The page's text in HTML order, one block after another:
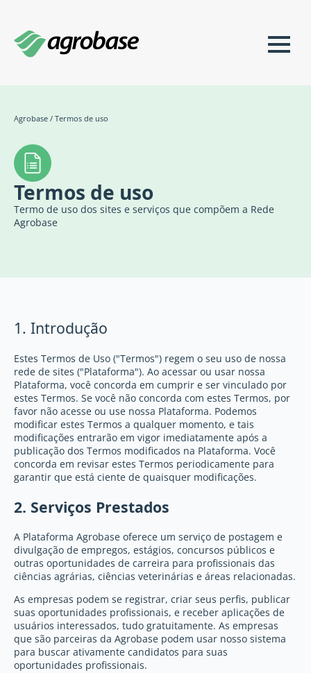
Agrobase / Termos de uso
Termos de uso
Termo de uso dos sites e serviços que compõem a Rede
Agrobase
1. Introdução
Estes Termos de Uso ("Termos") regem o seu uso de nossa
rede de sites ("Plataforma"). Ao acessar ou usar nossa
Plataforma, você concorda em cumprir e ser vinculado por
estes Termos. Se você não concorda com estes Termos, por
favor não acesse ou use nossa Plataforma. Podemos
modificar estes Termos a qualquer momento, e tais
modificações entrarão em vigor imediatamente após a
publicação dos Termos modificados na Plataforma. Você
concorda em revisar estes Termos periodicamente para
garantir que está ciente de quaisquer modificações.
2. Serviços Prestados
A Plataforma Agrobase oferece um serviço de postagem e
divulgação de empregos, estágios, concursos públicos e
outras oportunidades de carreira para profissionais das
ciências agrárias, ciências veterinárias e áreas relacionadas.
As empresas podem se registrar, criar seus perfis, publicar
suas oportunidades profissionais, e receber aplicações de
usuários interessados, tudo gratuitamente. As empresas
que são parceiras da Agrobase podem usar nosso sistema
para buscar ativamente candidatos para suas
oportunidades profissionais.